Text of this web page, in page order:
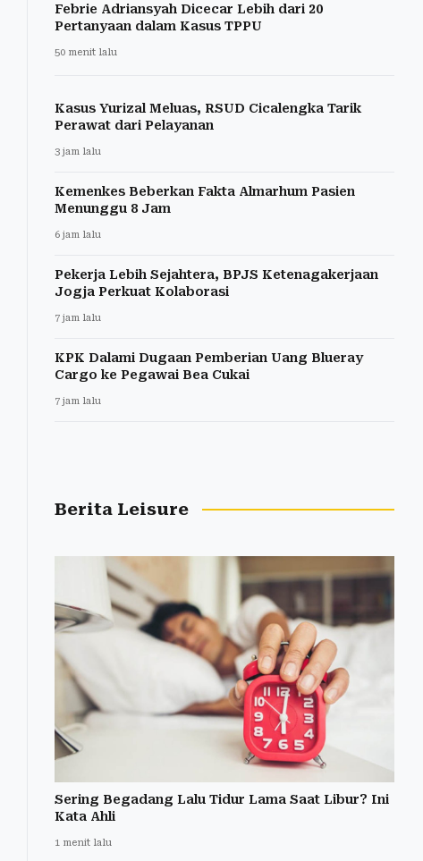
Febrie Adriansyah Dicecar Lebih dari 20
Pertanyaan dalam Kasus TPPU
50 menit lalu
Kasus Yurizal Meluas, RSUD Cicalengka Tarik
Perawat dari Pelayanan
3 jam lalu
Kemenkes Beberkan Fakta Almarhum Pasien
Menunggu 8 Jam
6 jam lalu
Pekerja Lebih Sejahtera, BPJS Ketenagakerjaan
Jogja Perkuat Kolaborasi
7 jam lalu
KPK Dalami Dugaan Pemberian Uang Blueray
Cargo ke Pegawai Bea Cukai
7 jam lalu
Berita Leisure
Sering Begadang Lalu Tidur Lama Saat Libur? Ini
Kata Ahli
1 menit lalu